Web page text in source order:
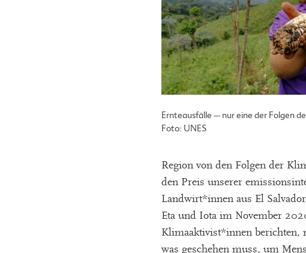
Ernteausfälle – nur eine der Folgen
Foto: UNES
Region von den Folgen der
den Preis unserer
Landwirt*innen aus El
Eta und Iota im November
Klimaaktivist*innen berichten,
was geschehen muss, um